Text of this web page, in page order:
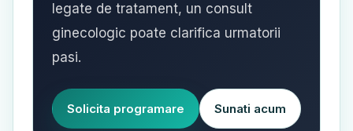
legate de tratament, un consult
ginecologic poate clarifica urmatorii
pasi.
Solicita programare Sunati acum